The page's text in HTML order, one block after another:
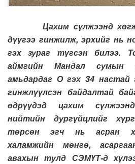
Цахим сүлжээнд
дүүгээ гинжилж, эрхийг нь
гэх зураг түгсэн билээ.
аймгийн Мандал сумын
амьдардаг О гэх 34 настай
гинжлүүлсэн байдалтай
өдрүүдэд цахим
нийтийн дургүйцлийг
төрсөн эгч нь асран
халамжийн мөнгө,
авахын тулд СЭМҮТ-д